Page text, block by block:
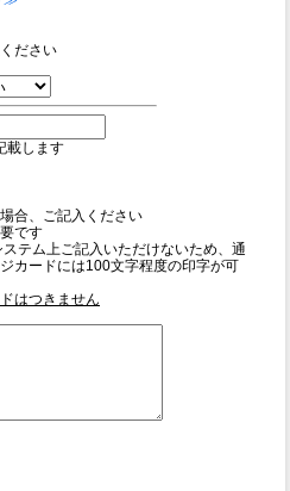
ださい
載します
合、ご記入ください
です
テム上ご記入いただけないため、通
カードには100文字程度の印字が可
はつきません